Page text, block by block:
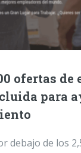
ofertas de
para
debajo de los